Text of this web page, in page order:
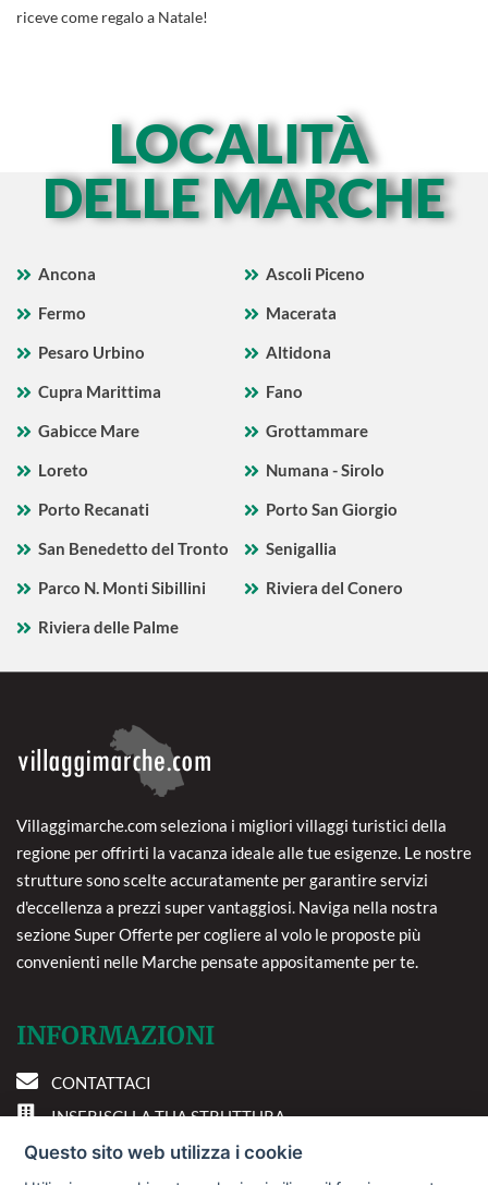
riceve come regalo a Natale!
LOCALITÀ
DELLE MARCHE
Ancona
Ascoli Piceno
Fermo
Macerata
Pesaro Urbino
Altidona
Cupra Marittima
Fano
Gabicce Mare
Grottammare
Loreto
Numana - Sirolo
Porto Recanati
Porto San Giorgio
San Benedetto del Tronto
Senigallia
Parco N. Monti Sibillini
Riviera del Conero
Riviera delle Palme
Villaggimarche.com seleziona i migliori villaggi turistici della
regione per offrirti la vacanza ideale alle tue esigenze. Le nostre
strutture sono scelte accuratamente per garantire servizi
d'eccellenza a prezzi super vantaggiosi. Naviga nella nostra
sezione Super Offerte per cogliere al volo le proposte più
convenienti nelle Marche pensate appositamente per te.
INFORMAZIONI
CONTATTACI
INSERISCI LA TUA STRUTTURA
PREFERENZE COOKIE
Questo sito web utilizza i cookie